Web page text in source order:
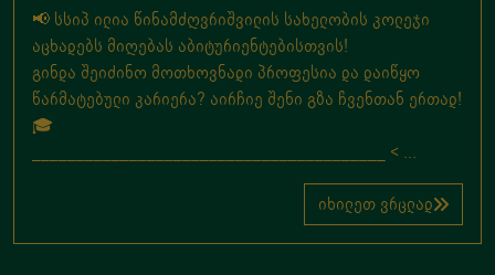
📢 სსიპ ილია წინამძღვრიშვილის სახელობის კოლეჯი
აცხადებს მიღებას აბიტურიენტებისთვის!
გინდა შეიძინო მოთხოვნადი პროფესია და დაიწყო
წარმატებული კარიერა? აირჩიე შენი გზა ჩვენთან ერთად!
🎓
________________________________________ < ...
იხილეთ ვრცლად